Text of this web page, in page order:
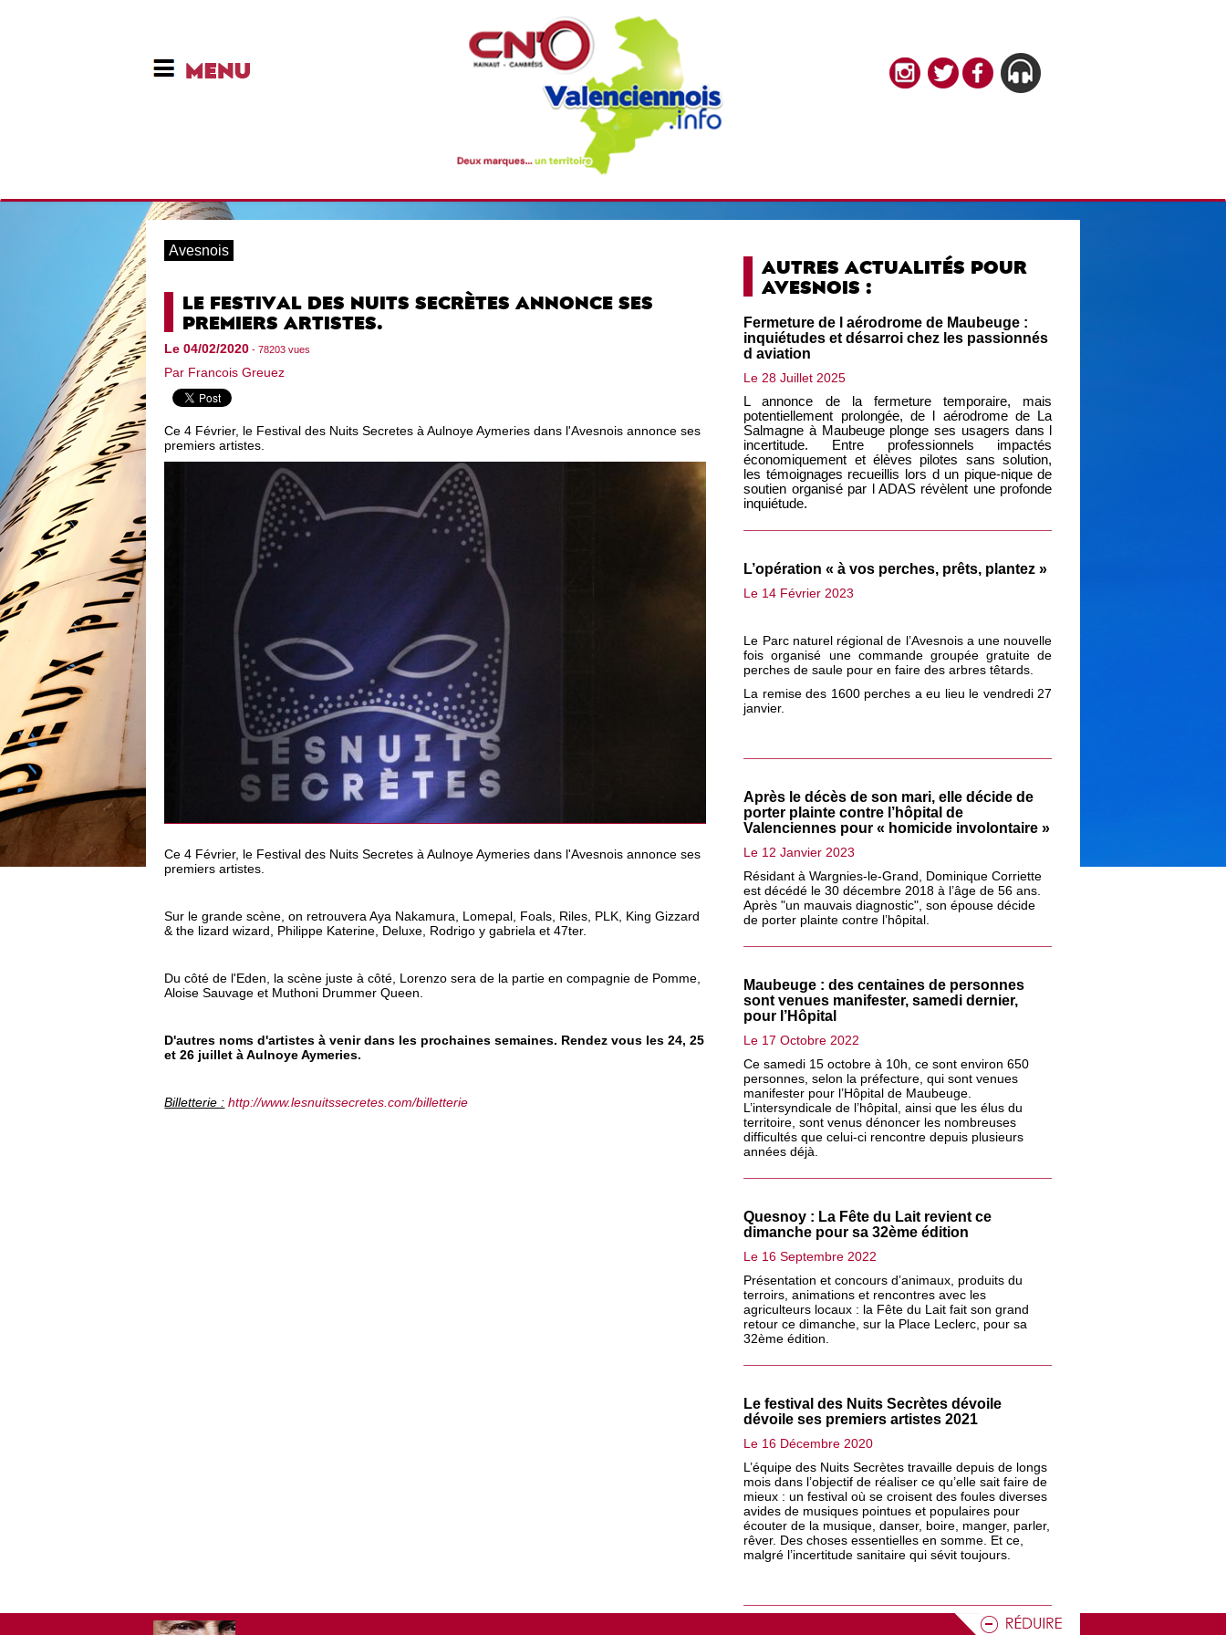
Avesnois
LE FESTIVAL DES NUITS SECRÈTES ANNONCE SES
PREMIERS ARTISTES.
Le 04/02/2020 - 78203 vues
Par Francois Greuez
Ce 4 Février, le Festival des Nuits Secretes à Aulnoye Aymeries dans l'Avesnois annonce ses
premiers artistes.
Ce 4 Février, le Festival des Nuits Secretes à Aulnoye Aymeries dans l'Avesnois annonce ses
premiers artistes.
Sur le grande scène, on retrouvera Aya Nakamura, Lomepal, Foals, Riles, PLK, King Gizzard
& the lizard wizard, Philippe Katerine, Deluxe, Rodrigo y gabriela et 47ter.
Du côté de l'Eden, la scène juste à côté, Lorenzo sera de la partie en compagnie de Pomme,
Aloise Sauvage et Muthoni Drummer Queen.
D'autres noms d'artistes à venir dans les prochaines semaines. Rendez vous les 24, 25
et 26 juillet à Aulnoye Aymeries.
Billetterie : http://www.lesnuitssecretes.com/billetterie
AUTRES ACTUALITÉS POUR
AVESNOIS :
Fermeture de l aérodrome de Maubeuge :
inquiétudes et désarroi chez les passionnés
d aviation
Le 28 Juillet 2025
L annonce de la fermeture temporaire, mais
potentiellement prolongée, de l aérodrome de La
Salmagne à Maubeuge plonge ses usagers dans l
incertitude. Entre professionnels impactés
économiquement et élèves pilotes sans solution,
les témoignages recueillis lors d un pique-nique de
soutien organisé par l ADAS révèlent une profonde
inquiétude.
L’opération « à vos perches, prêts, plantez »
Le 14 Février 2023
Le Parc naturel régional de l’Avesnois a une nouvelle
fois organisé une commande groupée gratuite de
perches de saule pour en faire des arbres têtards.
La remise des 1600 perches a eu lieu le vendredi 27
janvier.
Après le décès de son mari, elle décide de
porter plainte contre l’hôpital de
Valenciennes pour « homicide involontaire »
Le 12 Janvier 2023
Résidant à Wargnies-le-Grand, Dominique Corriette
est décédé le 30 décembre 2018 à l’âge de 56 ans.
Après "un mauvais diagnostic", son épouse décide
de porter plainte contre l’hôpital.
Maubeuge : des centaines de personnes
sont venues manifester, samedi dernier,
pour l’Hôpital
Le 17 Octobre 2022
Ce samedi 15 octobre à 10h, ce sont environ 650
personnes, selon la préfecture, qui sont venues
manifester pour l’Hôpital de Maubeuge.
L’intersyndicale de l’hôpital, ainsi que les élus du
territoire, sont venus dénoncer les nombreuses
difficultés que celui-ci rencontre depuis plusieurs
années déjà.
Quesnoy : La Fête du Lait revient ce
dimanche pour sa 32ème édition
Le 16 Septembre 2022
Présentation et concours d’animaux, produits du
terroirs, animations et rencontres avec les
agriculteurs locaux : la Fête du Lait fait son grand
retour ce dimanche, sur la Place Leclerc, pour sa
32ème édition.
Le festival des Nuits Secrètes dévoile
dévoile ses premiers artistes 2021
Le 16 Décembre 2020
L’équipe des Nuits Secrètes travaille depuis de longs
mois dans l’objectif de réaliser ce qu’elle sait faire de
mieux : un festival où se croisent des foules diverses
avides de musiques pointues et populaires pour
écouter de la musique, danser, boire, manger, parler,
rêver. Des choses essentielles en somme. Et ce,
malgré l’incertitude sanitaire qui sévit toujours.